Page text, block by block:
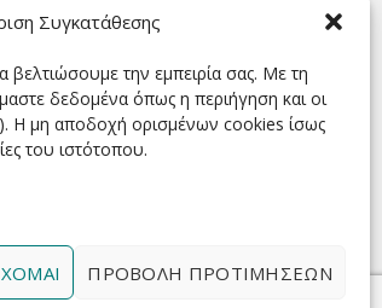
Συγκατάθεσης
βελτιώσουμε την εμπειρία σας. Με τη
δεδομένα όπως η περιήγηση και οι
Η μη αποδοχή ορισμένων cookies ίσως
του ιστότοπου.
ΠΡΟΒΟΛΉ ΠΡΟΤΙΜΉΣΕΩΝ
ΛΑΜΒΆΝΕΤΕ ΠΡΏΤΟΙ NΈΑ &
ΜΑΣ!